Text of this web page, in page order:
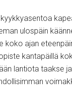
ulospäin
koko ajan
kantapäillä
lantiota taakse